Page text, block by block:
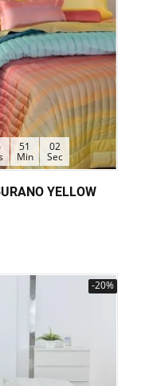
51
Min
01
Sec
YELLOW
-20%